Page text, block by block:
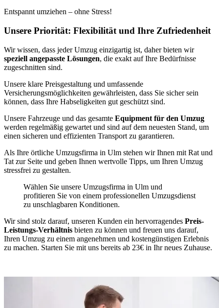
Entspannt umziehen – ohne Stress!
Unsere Priorität: Flexibilität und Ihre Zufriedenheit
Wir wissen, dass jeder Umzug einzigartig ist, daher bieten wir
speziell angepasste Lösungen, die exakt auf Ihre Bedürfnisse
zugeschnitten sind.
Unsere klare Preisgestaltung und umfassende
Versicherungsmöglichkeiten gewährleisten, dass Sie sicher sein
können, dass Ihre Habseligkeiten gut geschützt sind.
Unsere Fahrzeuge und das gesamte Equipment für den Umzug
werden regelmäßig gewartet und sind auf dem neuesten Stand, um
einen sicheren und effizienten Transport zu garantieren.
Als Ihre örtliche Umzugsfirma in Ulm stehen wir Ihnen mit Rat und
Tat zur Seite und geben Ihnen wertvolle Tipps, um Ihren Umzug
stressfrei zu gestalten.
Wählen Sie unsere Umzugsfirma in Ulm und
profitieren Sie von einem professionellen Umzugsdienst
zu unschlagbaren Konditionen.
Wir sind stolz darauf, unseren Kunden ein hervorragendes Preis-
Leistungs-Verhältnis bieten zu können und freuen uns darauf,
Ihren Umzug zu einem angenehmen und kostengünstigen Erlebnis
zu machen. Starten Sie mit uns bereits ab 23€ in Ihr neues Zuhause.